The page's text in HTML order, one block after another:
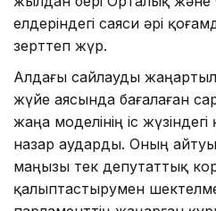
елдеріндегі саяси әрі
зерттеп жүр.
Алдағы сайлауды
жүйе аясында бағалаған
жаңа моделінің іс
назар аударды. Оның
маңызы тек депутаттық
қалыптастырумен